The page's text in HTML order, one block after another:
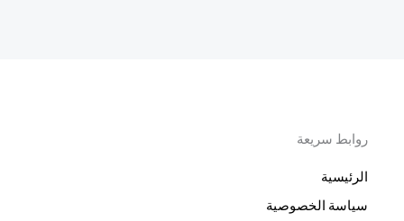
روابط سريعة
الرئيسية
سياسة الخصوصية